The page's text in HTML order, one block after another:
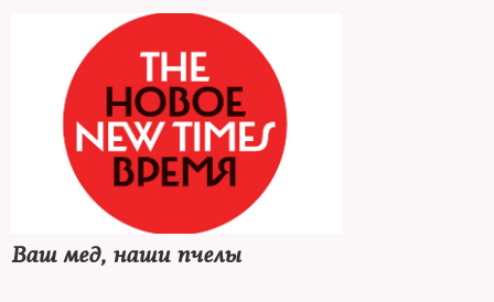
Ваш мед, наши пчелы